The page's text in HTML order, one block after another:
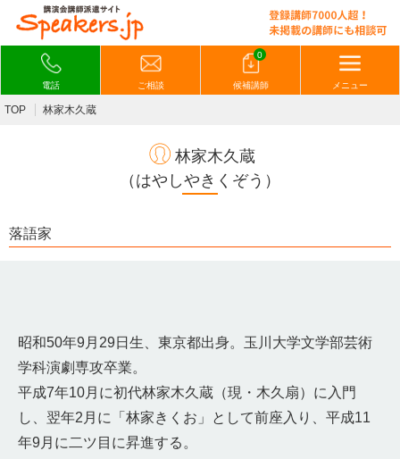
電話 ご相談
0
候補講師 メニュー
TOP 林家木久蔵
林家木久蔵
（はやしやきくぞう）
落語家
昭和50年9月29日生、東京都出身。玉川大学文学部芸術
学科演劇専攻卒業。
平成7年10月に初代林家木久蔵（現・木久扇）に入門
し、翌年2月に「林家きくお」として前座入り、平成11
年9月に二ツ目に昇進する。